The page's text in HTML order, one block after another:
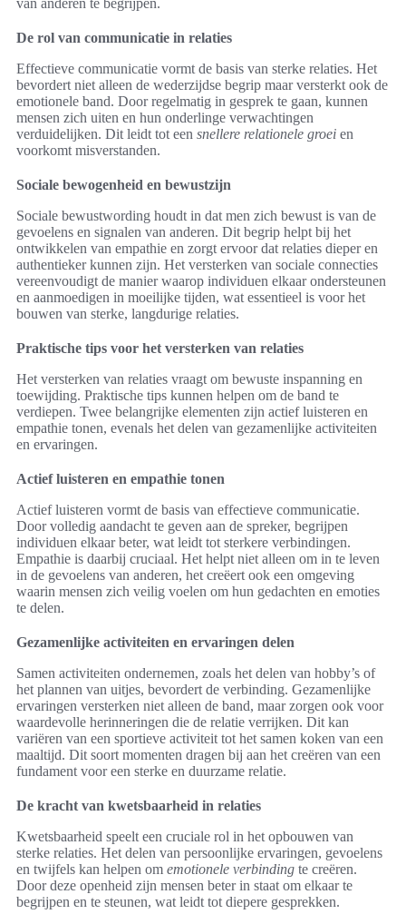
van anderen te begrijpen.
De rol van communicatie in relaties
Effectieve communicatie vormt de basis van sterke relaties. Het
bevordert niet alleen de wederzijdse begrip maar versterkt ook de
emotionele band. Door regelmatig in gesprek te gaan, kunnen
mensen zich uiten en hun onderlinge verwachtingen
verduidelijken. Dit leidt tot een snellere relationele groei en
voorkomt misverstanden.
Sociale bewogenheid en bewustzijn
Sociale bewustwording houdt in dat men zich bewust is van de
gevoelens en signalen van anderen. Dit begrip helpt bij het
ontwikkelen van empathie en zorgt ervoor dat relaties dieper en
authentieker kunnen zijn. Het versterken van sociale connecties
vereenvoudigt de manier waarop individuen elkaar ondersteunen
en aanmoedigen in moeilijke tijden, wat essentieel is voor het
bouwen van sterke, langdurige relaties.
Praktische tips voor het versterken van relaties
Het versterken van relaties vraagt om bewuste inspanning en
toewijding. Praktische tips kunnen helpen om de band te
verdiepen. Twee belangrijke elementen zijn actief luisteren en
empathie tonen, evenals het delen van gezamenlijke activiteiten
en ervaringen.
Actief luisteren en empathie tonen
Actief luisteren vormt de basis van effectieve communicatie.
Door volledig aandacht te geven aan de spreker, begrijpen
individuen elkaar beter, wat leidt tot sterkere verbindingen.
Empathie is daarbij cruciaal. Het helpt niet alleen om in te leven
in de gevoelens van anderen, het creëert ook een omgeving
waarin mensen zich veilig voelen om hun gedachten en emoties
te delen.
Gezamenlijke activiteiten en ervaringen delen
Samen activiteiten ondernemen, zoals het delen van hobby’s of
het plannen van uitjes, bevordert de verbinding. Gezamenlijke
ervaringen versterken niet alleen de band, maar zorgen ook voor
waardevolle herinneringen die de relatie verrijken. Dit kan
variëren van een sportieve activiteit tot het samen koken van een
maaltijd. Dit soort momenten dragen bij aan het creëren van een
fundament voor een sterke en duurzame relatie.
De kracht van kwetsbaarheid in relaties
Kwetsbaarheid speelt een cruciale rol in het opbouwen van
sterke relaties. Het delen van persoonlijke ervaringen, gevoelens
en twijfels kan helpen om emotionele verbinding te creëren.
Door deze openheid zijn mensen beter in staat om elkaar te
begrijpen en te steunen, wat leidt tot diepere gesprekken.